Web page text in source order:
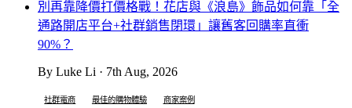
別再靠降價打價格戰！花店與《浪島》飾品如何靠「全
通路開店平台+社群銷售閉環」讓舊客回購率直衝
90%？
By Luke Li · 7th Aug, 2026
社群電商 最佳的購物體驗 商家案例